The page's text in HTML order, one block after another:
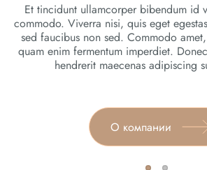
Et tincidunt ullamcorper bibendum id
commodo. Viverra nisi, quis eget
sed faucibus non sed. Commodo
quam enim fermentum imperdiet.
hendrerit maecenas adipiscing
О компании